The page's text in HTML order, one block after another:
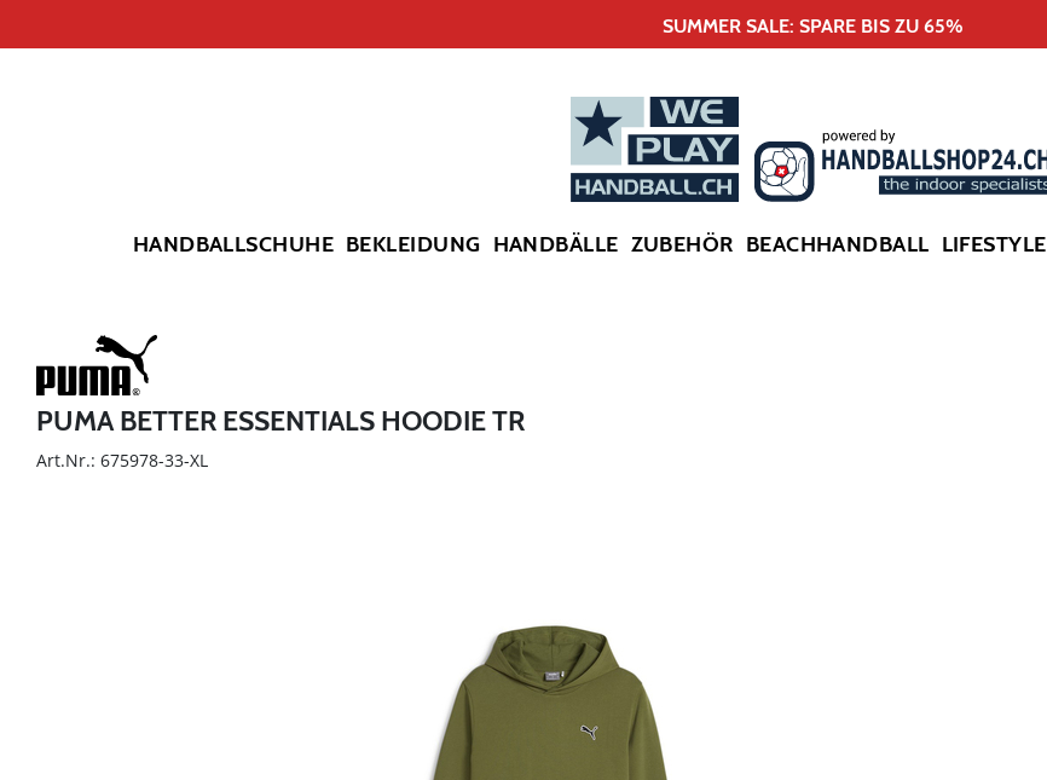
SUMMER SALE: SPARE BIS ZU 65%
HANDBALLSCHUHE BEKLEIDUNG HANDBÄLLE ZUBEHÖR BEACHHANDBALL LIFESTYLE
PUMA BETTER ESSENTIALS HOODIE TR
Art.Nr.: 675978-33-XL